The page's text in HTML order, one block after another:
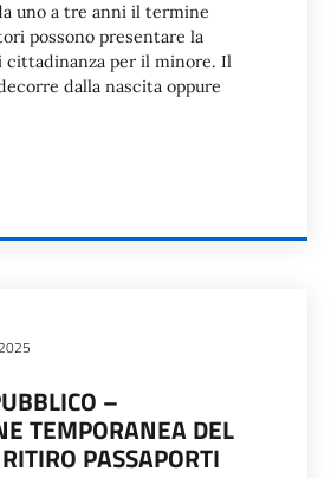
uno a tre anni il termine
possono presentare la
cittadinanza per il minore. Il
dalla nascita oppure
–
TEMPORANEA DEL
PASSAPORTI